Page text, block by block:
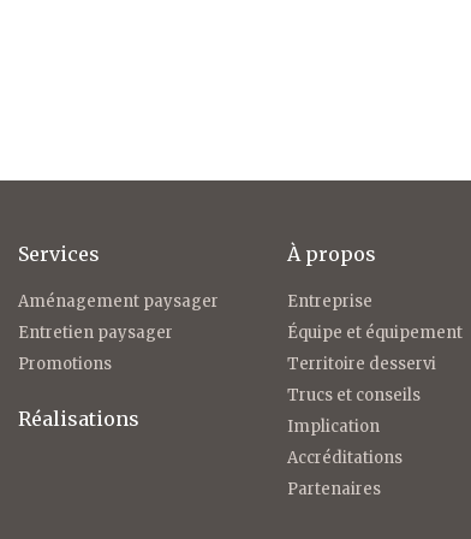
Services
Aménagement paysager
Entretien paysager
Promotions
Réalisations
À propos
Entreprise
Équipe et équipement
Territoire desservi
Trucs et conseils
Implication
Accréditations
Partenaires